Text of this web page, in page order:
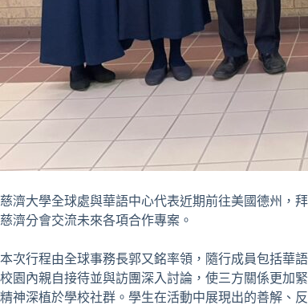
慈濟大學全球處與華語中心代表近期前往美國德州，
慈濟分會交流未來各項合作專案。
本次行程由全球事務長郭又銘率領，隨行成員包括華
校園內親自接待並與訪團深入討論，使三方關係更加
精神深植於學校社群。學生在活動中展現出的善解、